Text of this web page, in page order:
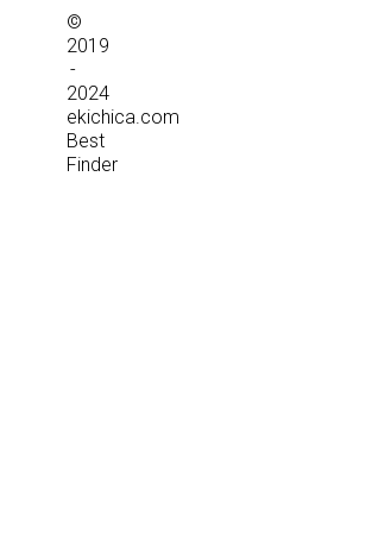
©
2019
-
2024
ekichica.com
Best
Finder